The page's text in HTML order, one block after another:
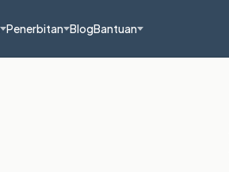
Penerbitan BlogBantuan